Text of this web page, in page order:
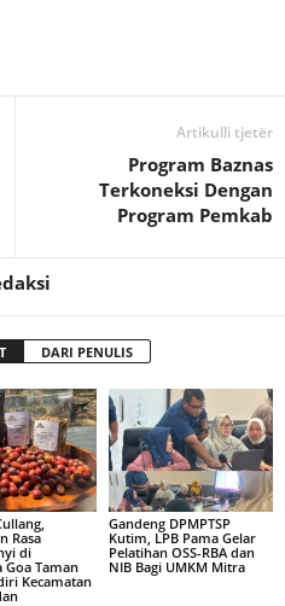
Artikulli tjetër
Program Baznas
Terkoneksi Dengan
Program Pemkab
DARI PENULIS
Rasa
di
Goa Taman
Kecamatan
Gandeng DPMPTSP
Kutim, LPB Pama Gelar
Pelatihan OSS-RBA dan
NIB Bagi UMKM Mitra